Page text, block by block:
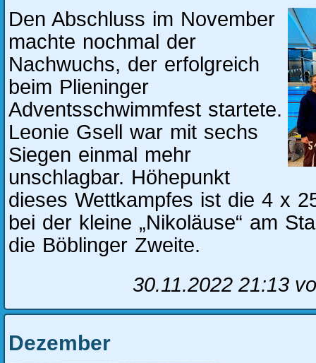
Den Abschluss im November
machte nochmal der
Nachwuchs, der erfolgreich
beim Plieninger
Adventsschwimmfest startete.
Leonie Gsell war mit sechs
Siegen einmal mehr
unschlagbar. Höhepunkt
dieses Wettkampfes ist die 4 x
bei der kleine „Nikoläuse“ am
die Böblinger Zweite.
30.11.2022 21:13
Dezember